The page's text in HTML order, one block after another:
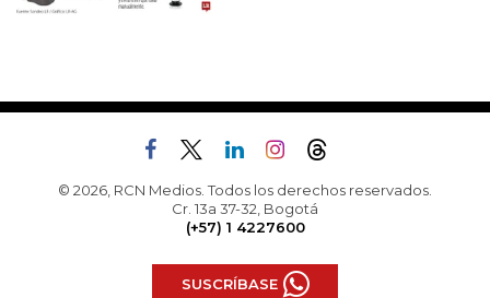
© 2026, RCN Medios. Todos los derechos reservados.
Cr. 13a 37-32, Bogotá
(+57) 1 4227600
SUSCRÍBASE